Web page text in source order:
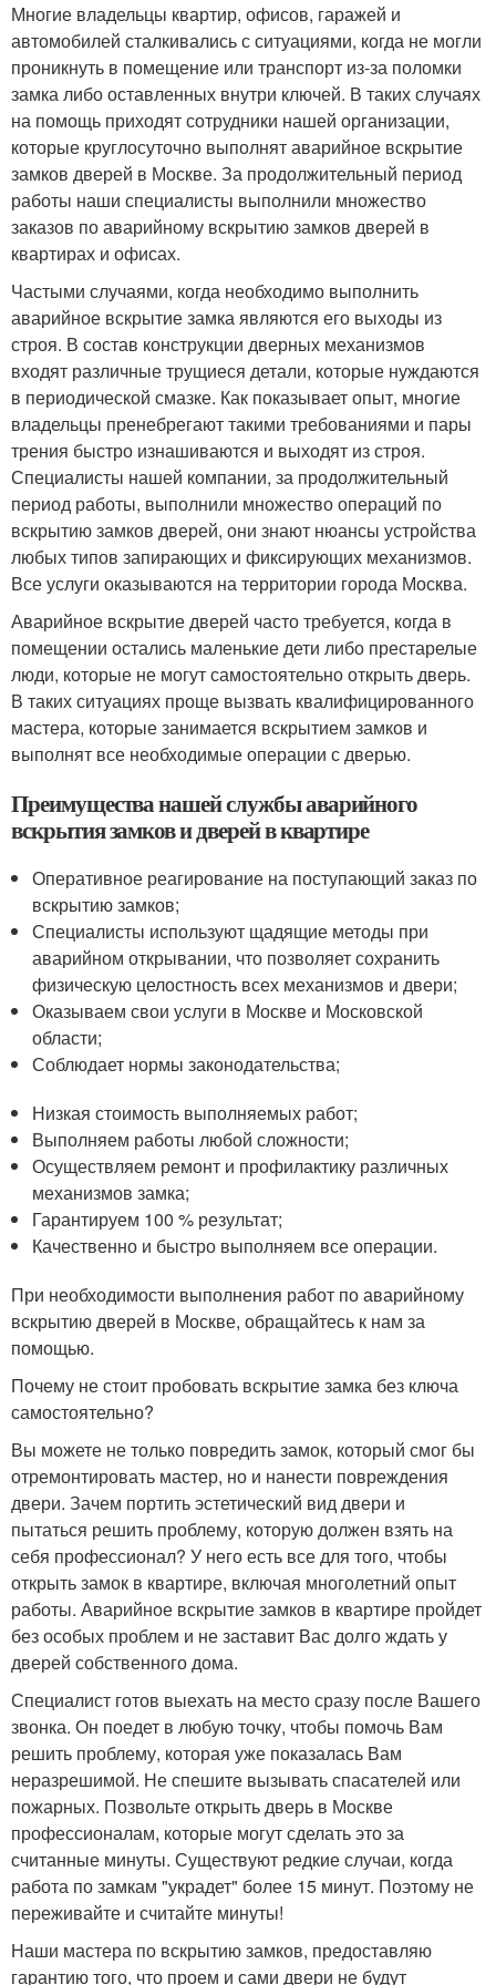
Многие владельцы квартир, офисов, гаражей и
автомобилей сталкивались с ситуациями, когда не могли
проникнуть в помещение или транспорт из-за поломки
замка либо оставленных внутри ключей. В таких случаях
на помощь приходят сотрудники нашей организации,
которые круглосуточно выполнят аварийное вскрытие
замков дверей в Москве. За продолжительный период
работы наши специалисты выполнили множество
заказов по аварийному вскрытию замков дверей в
квартирах и офисах.
Частыми случаями, когда необходимо выполнить
аварийное вскрытие замка являются его выходы из
строя. В состав конструкции дверных механизмов
входят различные трущиеся детали, которые нуждаются
в периодической смазке. Как показывает опыт, многие
владельцы пренебрегают такими требованиями и пары
трения быстро изнашиваются и выходят из строя.
Специалисты нашей компании, за продолжительный
период работы, выполнили множество операций по
вскрытию замков дверей, они знают нюансы устройства
любых типов запирающих и фиксирующих механизмов.
Все услуги оказываются на территории города Москва.
Аварийное вскрытие дверей часто требуется, когда в
помещении остались маленькие дети либо престарелые
люди, которые не могут самостоятельно открыть дверь.
В таких ситуациях проще вызвать квалифицированного
мастера, которые занимается вскрытием замков и
выполнят все необходимые операции с дверью.
Преимущества нашей службы аварийного
вскрытия замков и дверей в квартире
Оперативное реагирование на поступающий заказ по
вскрытию замков;
Специалисты используют щадящие методы при
аварийном открывании, что позволяет сохранить
физическую целостность всех механизмов и двери;
Оказываем свои услуги в Москве и Московской
области;
Соблюдает нормы законодательства;
Низкая стоимость выполняемых работ;
Выполняем работы любой сложности;
Осуществляем ремонт и профилактику различных
механизмов замка;
Гарантируем 100 % результат;
Качественно и быстро выполняем все операции.
При необходимости выполнения работ по аварийному
вскрытию дверей в Москве, обращайтесь к нам за
помощью.
Почему не стоит пробовать вскрытие замка без ключа
самостоятельно?
Вы можете не только повредить замок, который смог бы
отремонтировать мастер, но и нанести повреждения
двери. Зачем портить эстетический вид двери и
пытаться решить проблему, которую должен взять на
себя профессионал? У него есть все для того, чтобы
открыть замок в квартире, включая многолетний опыт
работы. Аварийное вскрытие замков в квартире пройдет
без особых проблем и не заставит Вас долго ждать у
дверей собственного дома.
Специалист готов выехать на место сразу после Вашего
звонка. Он поедет в любую точку, чтобы помочь Вам
решить проблему, которая уже показалась Вам
неразрешимой. Не спешите вызывать спасателей или
пожарных. Позвольте открыть дверь в Москве
профессионалам, которые могут сделать это за
считанные минуты. Существуют редкие случаи, когда
работа по замкам "украдет" более 15 минут. Поэтому не
переживайте и считайте минуты!
Наши мастера по вскрытию замков, предоставляю
гарантию того, что проем и сами двери не будут